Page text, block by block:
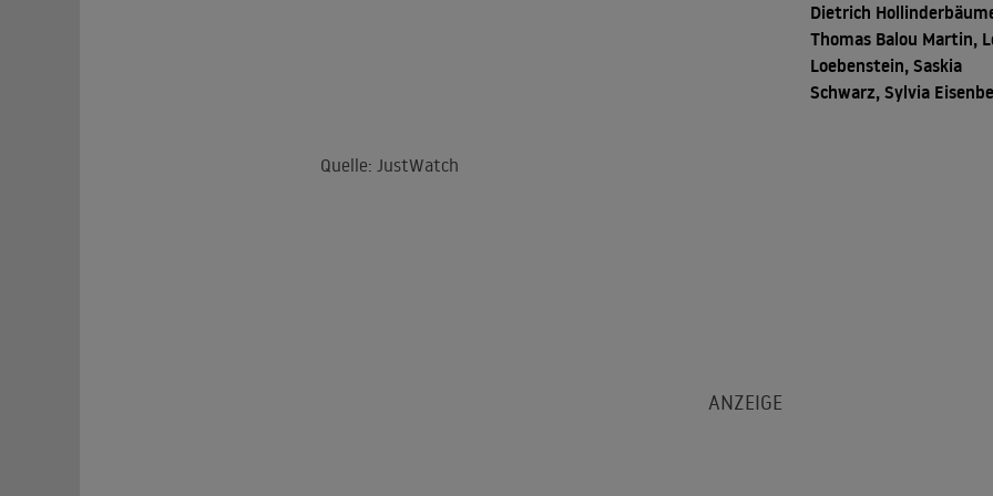
Dietrich
Thomas Balou Martin,
Loebenstein, Saskia
Schwarz, Sylvia
Quelle: JustWatch